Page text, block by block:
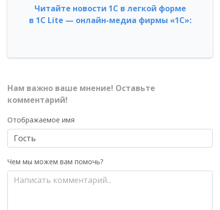
Читайте новости 1С в легкой форме
в 1С Lite — онлайн-медиа фирмы «1С»:
Нам важно ваше мнение! Оставьте
комментарий!
Отображаемое имя
Чем мы можем вам помочь?